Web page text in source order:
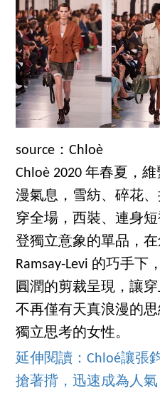
source：Chloè
Chloè 2020 年春夏，
漫氣息，雪紡、碎花
穿全場，西裝、連身
登獨立意象的單品，
Ramsay-Levi 的巧手下
圓潤的剪裁呈現，讓穿
不再僅有天真浪漫的
獨立思考的女性。
延伸閱讀：Chloé讓張
搶著揹，迅速成為人氣